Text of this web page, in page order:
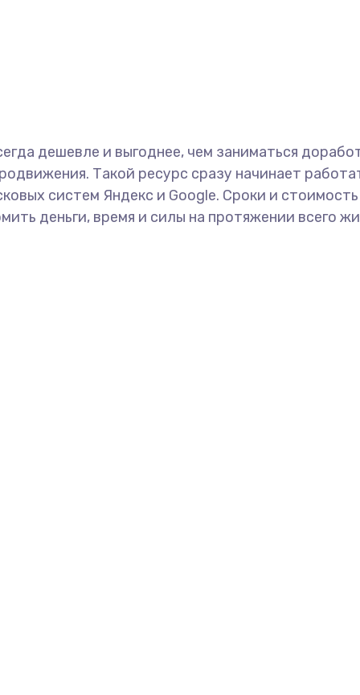
дешевле и выгоднее, чем заниматься
Такой ресурс сразу начинает
систем Яндекс и Google. Сроки и
деньги, время и силы на протяжении всего